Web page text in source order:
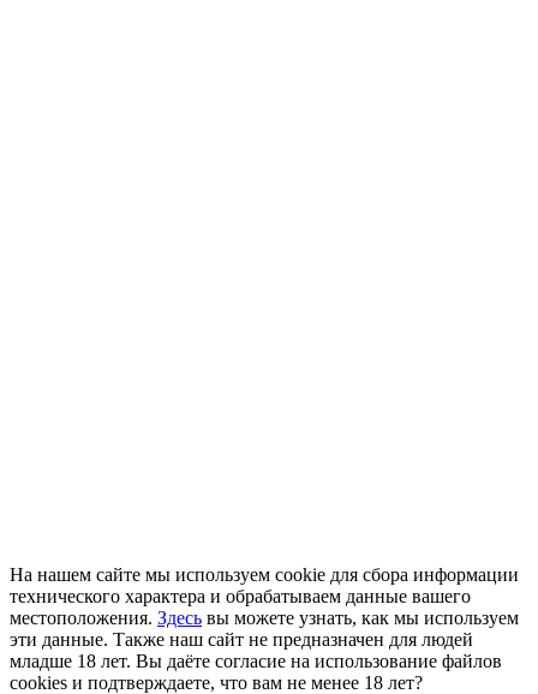
На нашем сайте мы используем cookie для сбора информации
технического характера и обрабатываем данные вашего
местоположения. Здесь вы можете узнать, как мы используем
эти данные. Также наш сайт не предназначен для людей
младше 18 лет. Вы даёте согласие на использование файлов
cookies и подтверждаете, что вам не менее 18 лет?